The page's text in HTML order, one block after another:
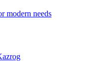
modern needs